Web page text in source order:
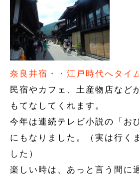
奈良井宿・・江戸時代へタイ
民宿やカフェ、土産物店など
もてなしてくれます。
今年は連続テレビ小説の「お
にもなりました。（実は行く
した）
楽しい時は、あっと言う間に